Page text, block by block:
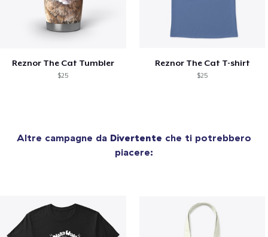
Reznor The Cat Tumbler
$25
Reznor The Cat T-shirt
$25
Altre campagne da Divertente che ti potrebbero
piacere: